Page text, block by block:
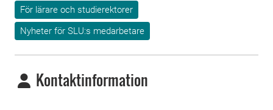
För lärare och studierektorer
Nyheter för SLU:s medarbetare
Kontaktinformation